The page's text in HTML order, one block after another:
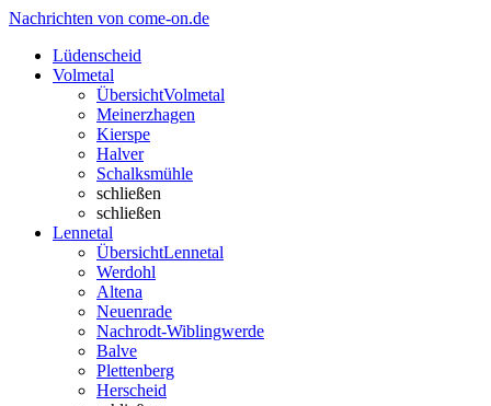
Nachrichten von come-on.de
Lüdenscheid
Volmetal
ÜbersichtVolmetal
Meinerzhagen
Kierspe
Halver
Schalksmühle
schließen
schließen
Lennetal
ÜbersichtLennetal
Werdohl
Altena
Neuenrade
Nachrodt-Wiblingwerde
Balve
Plettenberg
Herscheid